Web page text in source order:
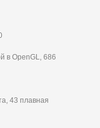
в OpenGL, 686
43 плавная